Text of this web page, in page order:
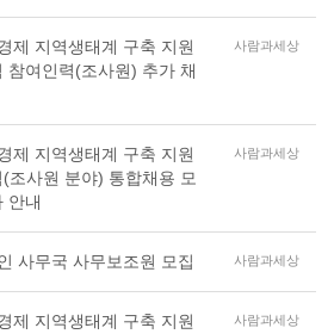
제 지역생태계 구축 지원
참여인력(조사원) 추가 채
사람과세상
제 지역생태계 구축 지원
조사원 분야) 통합채용 모
안내
사람과세상
사무국 사무보조원 모집 사람과세상
제 지역생태계 구축 지원
사람과세상